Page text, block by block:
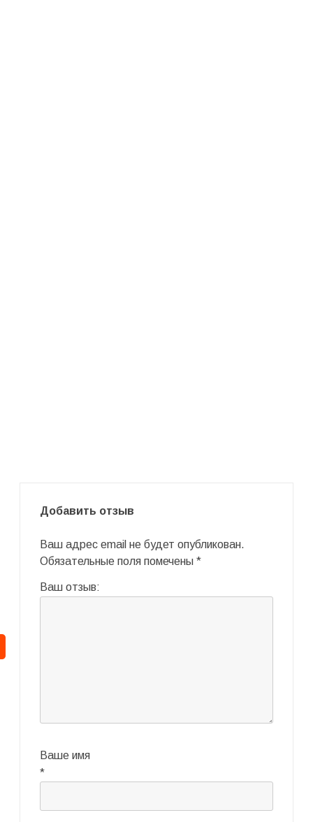
Добавить отзыв
Ваш адрес email не будет опубликован.
Обязательные поля помечены *
Ваш отзыв:
Ваше имя
*